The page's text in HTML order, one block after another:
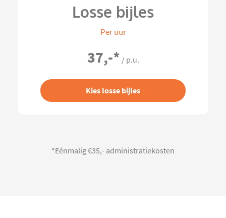
Losse bijles
Per uur
37,-* / p.u.
Kies losse bijles
*Eénmalig €35,- administratiekosten